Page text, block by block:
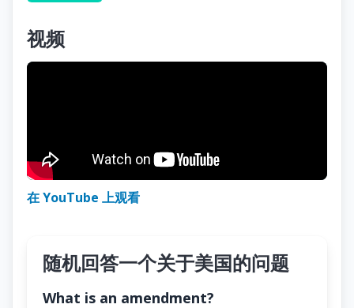
视频
在 YouTube 上观看
随机回答一个关于美国的问题
What is an amendment?